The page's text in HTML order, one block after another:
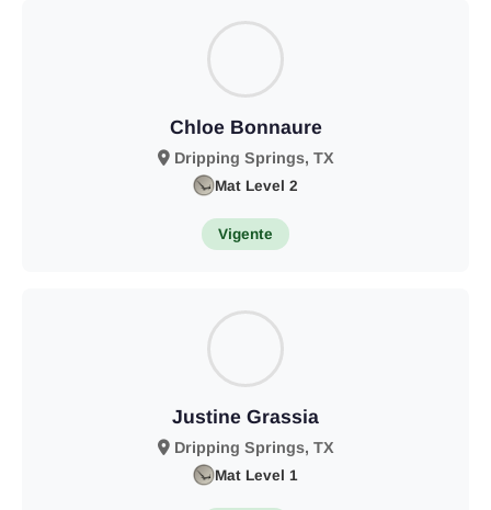
Chloe Bonnaure
Dripping Springs, TX
Mat Level 2
Vigente
Justine Grassia
Dripping Springs, TX
Mat Level 1